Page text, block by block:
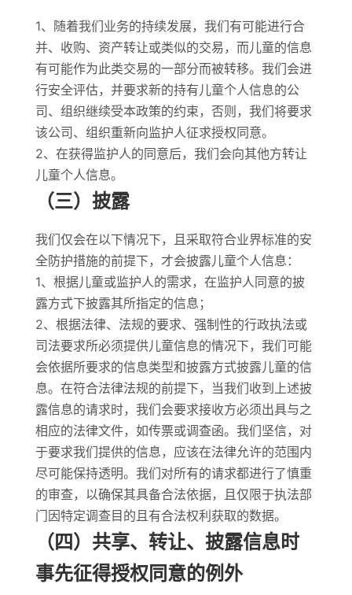
1、随着我们业务的持续发展，我们有可能进行合
并、收购、资产转让或类似的交易，而儿童的信息
有可能作为此类交易的一部分而被转移。我们会进
行安全评估，并要求新的持有儿童个人信息的公
司、组织继续受本政策的约束，否则，我们将要求
该公司、组织重新向监护人征求授权同意。
2、在获得监护人的同意后，我们会向其他方转让
儿童个人信息。
（三）披露
我们仅会在以下情况下，且采取符合业界标准的安
全防护措施的前提下，才会披露儿童个人信息：
1、根据儿童或监护人的需求，在监护人同意的披
露方式下披露其所指定的信息；
2、根据法律、法规的要求、强制性的行政执法或
司法要求所必须提供儿童信息的情况下，我们可能
会依据所要求的信息类型和披露方式披露儿童的信
息。在符合法律法规的前提下，当我们收到上述披
露信息的请求时，我们会要求接收方必须出具与之
相应的法律文件，如传票或调查函。我们坚信，对
于要求我们提供的信息，应该在法律允许的范围内
尽可能保持透明。我们对所有的请求都进行了慎重
的审查，以确保其具备合法依据，且仅限于执法部
门因特定调查目的且有合法权利获取的数据。
（四）共享、转让、披露信息时
事先征得授权同意的例外